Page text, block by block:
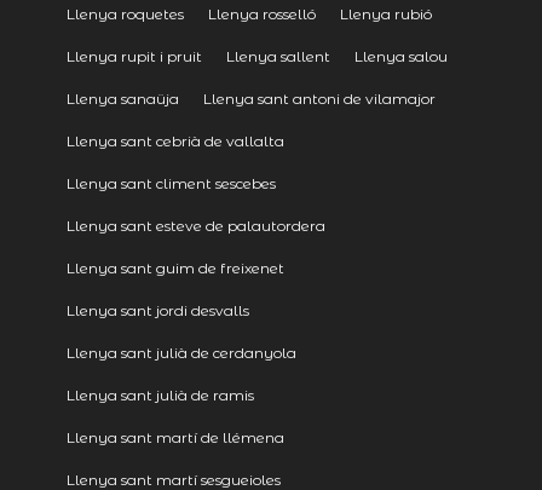
Llenya roquetes Llenya rosselló Llenya rubió
Llenya rupit i pruit Llenya sallent Llenya salou
Llenya sanaüja Llenya sant antoni de vilamajor
Llenya sant cebrià de vallalta
Llenya sant climent sescebes
Llenya sant esteve de palautordera
Llenya sant guim de freixenet
Llenya sant jordi desvalls
Llenya sant julià de cerdanyola
Llenya sant julià de ramis
Llenya sant martí de llémena
Llenya sant martí sesgueioles